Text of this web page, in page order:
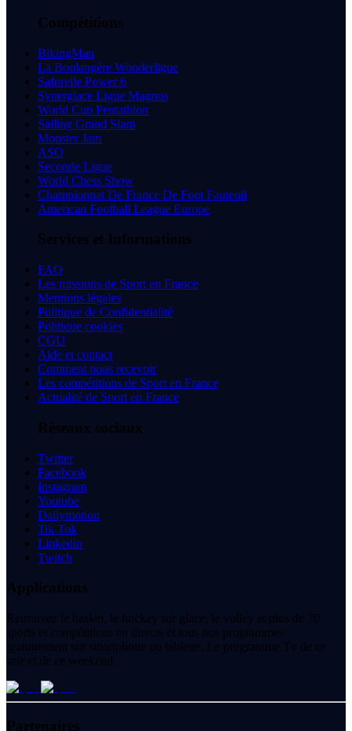
Compétitions
BikingMan
La Boulangère Wonderligue
Saforelle Power 6
Synerglace Ligue Magnus
World Cup Pentathlon
Sailing Grand Slam
Monster Jam
ASO
Seconde Ligue
World Chess Show
Championnat De France De Foot Fauteuil
American Football League Europe
Services et Informations
FAQ
Les missions de Sport en France
Mentions légales
Politique de Confidentialité
Politique cookies
CGU
Aide et contact
Comment nous recevoir
Les compétitions de Sport en France
Actualité de Sport en France
Réseaux sociaux
Twitter
Facebook
Instagram
Youtube
Dailymotion
Tik Tok
Linkedin
Twitch
Applications
Retrouvez le basket, le hockey sur glace, le volley et plus de 70
sports et compétitions en directs et tous nos programmes
gratuitement sur smartphone ou tablette. Le programme Tv de ce
soir et de ce weekend.
Partenaires